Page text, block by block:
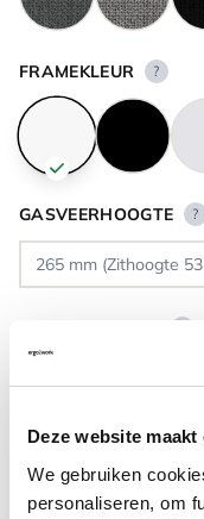
Deze website
We gebruiken
personaliseren, om
FRAMEKLEUR ?
GASVEERHOOGTE ?
VOETENRING ?